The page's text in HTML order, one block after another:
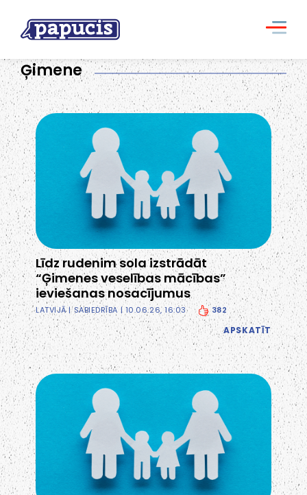
Ģimene
Līdz rudenim sola izstrādāt
“Ģimenes veselības mācības”
ieviešanas nosacījumus
LATVIJĀ|SABIEDRĪBA | 10.06.26, 16:03 382
APSKATĪT